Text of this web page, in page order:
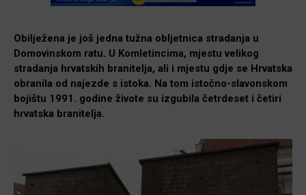
Obilježena je još jedna tužna obljetnica stradanja u
Domovinskom ratu. U Komletincima, mjestu velikog
stradanja hrvatskih branitelja, ali i mjestu gdje se Hrvatska
obranila od najezde s istoka. Na tom istočno-slavonskom
bojištu 1991. godine živote su izgubila četrdeset i četiri
hrvatska branitelja.